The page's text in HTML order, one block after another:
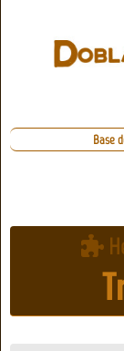
Base